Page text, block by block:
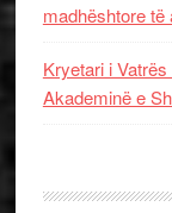
madhështore të
Kryetari i
Akademinë e